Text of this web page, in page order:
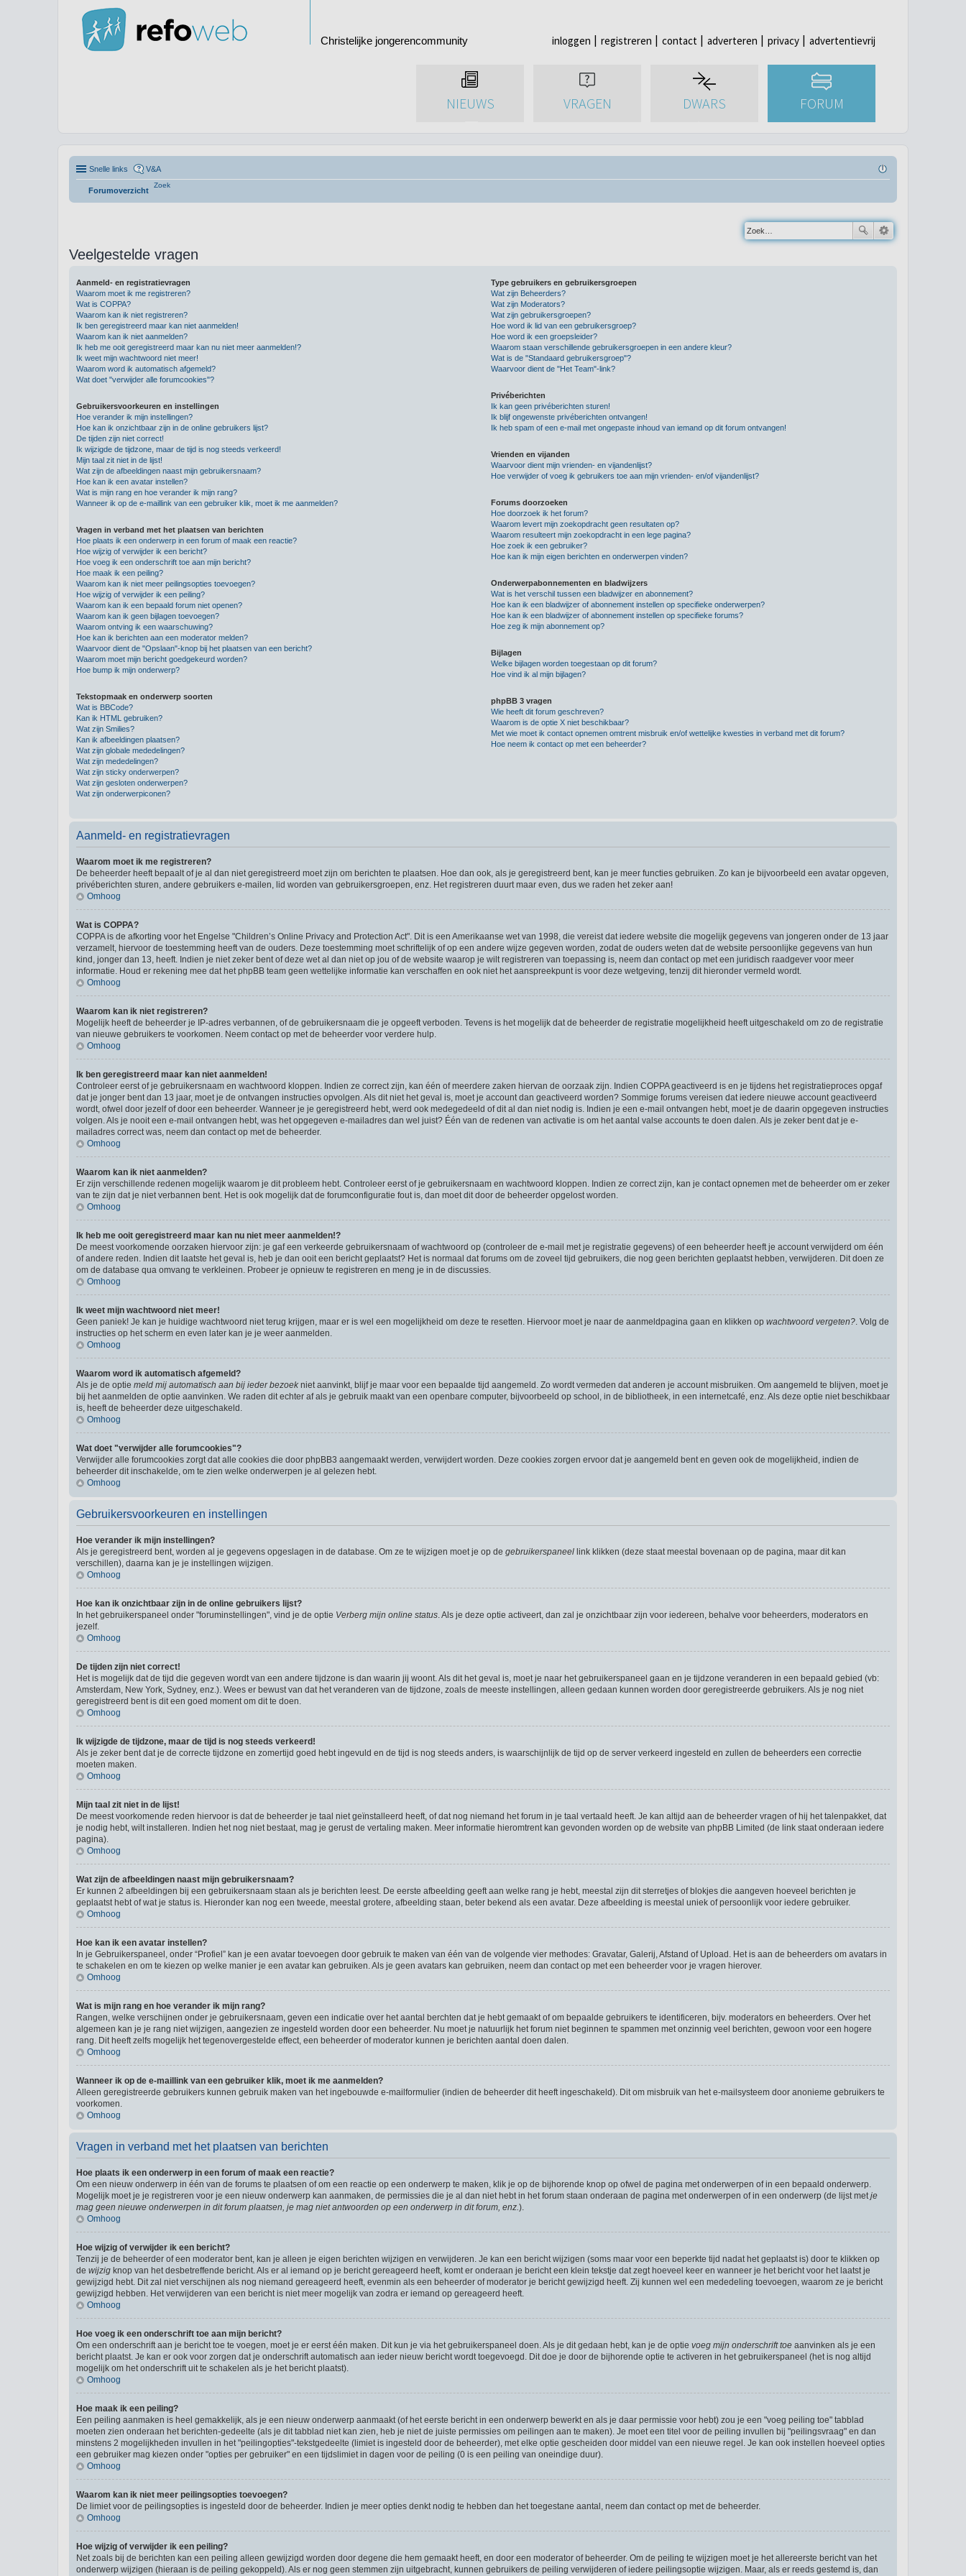
Christelijke jongerencommunity inloggen registreren contact adverteren privacy advertentievrij
NIEUWS VRAGEN DWARS FORUM
Snelle links V&A
Forumoverzicht
Zoek
Veelgestelde vragen
Aanmeld- en registratievragen
Waarom moet ik me registreren?
Wat is COPPA?
Waarom kan ik niet registreren?
Ik ben geregistreerd maar kan niet aanmelden!
Waarom kan ik niet aanmelden?
Ik heb me ooit geregistreerd maar kan nu niet meer aanmelden!?
Ik weet mijn wachtwoord niet meer!
Waarom word ik automatisch afgemeld?
Wat doet "verwijder alle forumcookies"?
Gebruikersvoorkeuren en instellingen
Hoe verander ik mijn instellingen?
Hoe kan ik onzichtbaar zijn in de online gebruikers lijst?
De tijden zijn niet correct!
Ik wijzigde de tijdzone, maar de tijd is nog steeds verkeerd!
Mijn taal zit niet in de lijst!
Wat zijn de afbeeldingen naast mijn gebruikersnaam?
Hoe kan ik een avatar instellen?
Wat is mijn rang en hoe verander ik mijn rang?
Wanneer ik op de e-maillink van een gebruiker klik, moet ik me aanmelden?
Vragen in verband met het plaatsen van berichten
Hoe plaats ik een onderwerp in een forum of maak een reactie?
Hoe wijzig of verwijder ik een bericht?
Hoe voeg ik een onderschrift toe aan mijn bericht?
Hoe maak ik een peiling?
Waarom kan ik niet meer peilingsopties toevoegen?
Hoe wijzig of verwijder ik een peiling?
Waarom kan ik een bepaald forum niet openen?
Waarom kan ik geen bijlagen toevoegen?
Waarom ontving ik een waarschuwing?
Hoe kan ik berichten aan een moderator melden?
Waarvoor dient de "Opslaan"-knop bij het plaatsen van een bericht?
Waarom moet mijn bericht goedgekeurd worden?
Hoe bump ik mijn onderwerp?
Tekstopmaak en onderwerp soorten
Wat is BBCode?
Kan ik HTML gebruiken?
Wat zijn Smilies?
Kan ik afbeeldingen plaatsen?
Wat zijn globale mededelingen?
Wat zijn mededelingen?
Wat zijn sticky onderwerpen?
Wat zijn gesloten onderwerpen?
Wat zijn onderwerpiconen?
Type gebruikers en gebruikersgroepen
Wat zijn Beheerders?
Wat zijn Moderators?
Wat zijn gebruikersgroepen?
Hoe word ik lid van een gebruikersgroep?
Hoe word ik een groepsleider?
Waarom staan verschillende gebruikersgroepen in een andere kleur?
Wat is de "Standaard gebruikersgroep"?
Waarvoor dient de "Het Team"-link?
Privéberichten
Ik kan geen privéberichten sturen!
Ik blijf ongewenste privéberichten ontvangen!
Ik heb spam of een e-mail met ongepaste inhoud van iemand op dit forum ontvangen!
Vrienden en vijanden
Waarvoor dient mijn vrienden- en vijandenlijst?
Hoe verwijder of voeg ik gebruikers toe aan mijn vrienden- en/of vijandenlijst?
Forums doorzoeken
Hoe doorzoek ik het forum?
Waarom levert mijn zoekopdracht geen resultaten op?
Waarom resulteert mijn zoekopdracht in een lege pagina?
Hoe zoek ik een gebruiker?
Hoe kan ik mijn eigen berichten en onderwerpen vinden?
Onderwerpabonnementen en bladwijzers
Wat is het verschil tussen een bladwijzer en abonnement?
Hoe kan ik een bladwijzer of abonnement instellen op specifieke onderwerpen?
Hoe kan ik een bladwijzer of abonnement instellen op specifieke forums?
Hoe zeg ik mijn abonnement op?
Bijlagen
Welke bijlagen worden toegestaan op dit forum?
Hoe vind ik al mijn bijlagen?
phpBB 3 vragen
Wie heeft dit forum geschreven?
Waarom is de optie X niet beschikbaar?
Met wie moet ik contact opnemen omtrent misbruik en/of wettelijke kwesties in verband met dit forum?
Hoe neem ik contact op met een beheerder?
Aanmeld- en registratievragen
Waarom moet ik me registreren?
De beheerder heeft bepaalt of je al dan niet geregistreerd moet zijn om berichten te plaatsen. Hoe dan ook, als je geregistreerd bent, kan je meer functies gebruiken. Zo kan je bijvoorbeeld een avatar opgeven,
privéberichten sturen, andere gebruikers e-mailen, lid worden van gebruikersgroepen, enz. Het registreren duurt maar even, dus we raden het zeker aan!
Omhoog
Wat is COPPA?
COPPA is de afkorting voor het Engelse "Children’s Online Privacy and Protection Act". Dit is een Amerikaanse wet van 1998, die vereist dat iedere website die mogelijk gegevens van jongeren onder de 13 jaar
verzamelt, hiervoor de toestemming heeft van de ouders. Deze toestemming moet schriftelijk of op een andere wijze gegeven worden, zodat de ouders weten dat de website persoonlijke gegevens van hun
kind, jonger dan 13, heeft. Indien je niet zeker bent of deze wet al dan niet op jou of de website waarop je wilt registreren van toepassing is, neem dan contact op met een juridisch raadgever voor meer
informatie. Houd er rekening mee dat het phpBB team geen wettelijke informatie kan verschaffen en ook niet het aanspreekpunt is voor deze wetgeving, tenzij dit hieronder vermeld wordt.
Omhoog
Waarom kan ik niet registreren?
Mogelijk heeft de beheerder je IP-adres verbannen, of de gebruikersnaam die je opgeeft verboden. Tevens is het mogelijk dat de beheerder de registratie mogelijkheid heeft uitgeschakeld om zo de registratie
van nieuwe gebruikers te voorkomen. Neem contact op met de beheerder voor verdere hulp.
Omhoog
Ik ben geregistreerd maar kan niet aanmelden!
Controleer eerst of je gebruikersnaam en wachtwoord kloppen. Indien ze correct zijn, kan één of meerdere zaken hiervan de oorzaak zijn. Indien COPPA geactiveerd is en je tijdens het registratieproces opgaf
dat je jonger bent dan 13 jaar, moet je de ontvangen instructies opvolgen. Als dit niet het geval is, moet je account dan geactiveerd worden? Sommige forums vereisen dat iedere nieuwe account geactiveerd
wordt, ofwel door jezelf of door een beheerder. Wanneer je je geregistreerd hebt, werd ook medegedeeld of dit al dan niet nodig is. Indien je een e-mail ontvangen hebt, moet je de daarin opgegeven instructies
volgen. Als je nooit een e-mail ontvangen hebt, was het opgegeven e-mailadres dan wel juist? Één van de redenen van activatie is om het aantal valse accounts te doen dalen. Als je zeker bent dat je e-
mailadres correct was, neem dan contact op met de beheerder.
Omhoog
Waarom kan ik niet aanmelden?
Er zijn verschillende redenen mogelijk waarom je dit probleem hebt. Controleer eerst of je gebruikersnaam en wachtwoord kloppen. Indien ze correct zijn, kan je contact opnemen met de beheerder om er zeker
van te zijn dat je niet verbannen bent. Het is ook mogelijk dat de forumconfiguratie fout is, dan moet dit door de beheerder opgelost worden.
Omhoog
Ik heb me ooit geregistreerd maar kan nu niet meer aanmelden!?
De meest voorkomende oorzaken hiervoor zijn: je gaf een verkeerde gebruikersnaam of wachtwoord op (controleer de e-mail met je registratie gegevens) of een beheerder heeft je account verwijderd om één
of andere reden. Indien dit laatste het geval is, heb je dan ooit een bericht geplaatst? Het is normaal dat forums om de zoveel tijd gebruikers, die nog geen berichten geplaatst hebben, verwijderen. Dit doen ze
om de database qua omvang te verkleinen. Probeer je opnieuw te registreren en meng je in de discussies.
Omhoog
Ik weet mijn wachtwoord niet meer!
Geen paniek! Je kan je huidige wachtwoord niet terug krijgen, maar er is wel een mogelijkheid om deze te resetten. Hiervoor moet je naar de aanmeldpagina gaan en klikken op wachtwoord vergeten? . Volg de
instructies op het scherm en even later kan je je weer aanmelden.
Omhoog
Waarom word ik automatisch afgemeld?
Als je de optie meld mij automatisch aan bij ieder bezoek niet aanvinkt, blijf je maar voor een bepaalde tijd aangemeld. Zo wordt vermeden dat anderen je account misbruiken. Om aangemeld te blijven, moet je
bij het aanmelden de optie aanvinken. We raden dit echter af als je gebruik maakt van een openbare computer, bijvoorbeeld op school, in de bibliotheek, in een internetcafé, enz. Als deze optie niet beschikbaar
is, heeft de beheerder deze uitgeschakeld.
Omhoog
Wat doet "verwijder alle forumcookies"?
Verwijder alle forumcookies zorgt dat alle cookies die door phpBB3 aangemaakt werden, verwijdert worden. Deze cookies zorgen ervoor dat je aangemeld bent en geven ook de mogelijkheid, indien de
beheerder dit inschakelde, om te zien welke onderwerpen je al gelezen hebt.
Omhoog
Gebruikersvoorkeuren en instellingen
Hoe verander ik mijn instellingen?
Als je geregistreerd bent, worden al je gegevens opgeslagen in de database. Om ze te wijzigen moet je op de gebruikerspaneel link klikken (deze staat meestal bovenaan op de pagina, maar dit kan
verschillen), daarna kan je je instellingen wijzigen.
Omhoog
Hoe kan ik onzichtbaar zijn in de online gebruikers lijst?
In het gebruikerspaneel onder "foruminstellingen", vind je de optie Verberg mijn online status . Als je deze optie activeert, dan zal je onzichtbaar zijn voor iedereen, behalve voor beheerders, moderators en
jezelf.
Omhoog
De tijden zijn niet correct!
Het is mogelijk dat de tijd die gegeven wordt van een andere tijdzone is dan waarin jij woont. Als dit het geval is, moet je naar het gebruikerspaneel gaan en je tijdzone veranderen in een bepaald gebied (vb:
Amsterdam, New York, Sydney, enz.). Wees er bewust van dat het veranderen van de tijdzone, zoals de meeste instellingen, alleen gedaan kunnen worden door geregistreerde gebruikers. Als je nog niet
geregistreerd bent is dit een goed moment om dit te doen.
Omhoog
Ik wijzigde de tijdzone, maar de tijd is nog steeds verkeerd!
Als je zeker bent dat je de correcte tijdzone en zomertijd goed hebt ingevuld en de tijd is nog steeds anders, is waarschijnlijk de tijd op de server verkeerd ingesteld en zullen de beheerders een correctie
moeten maken.
Omhoog
Mijn taal zit niet in de lijst!
De meest voorkomende reden hiervoor is dat de beheerder je taal niet geïnstalleerd heeft, of dat nog niemand het forum in je taal vertaald heeft. Je kan altijd aan de beheerder vragen of hij het talenpakket, dat
je nodig hebt, wilt installeren. Indien het nog niet bestaat, mag je gerust de vertaling maken. Meer informatie hieromtrent kan gevonden worden op de website van phpBB Limited (de link staat onderaan iedere
pagina).
Omhoog
Wat zijn de afbeeldingen naast mijn gebruikersnaam?
Er kunnen 2 afbeeldingen bij een gebruikersnaam staan als je berichten leest. De eerste afbeelding geeft aan welke rang je hebt, meestal zijn dit sterretjes of blokjes die aangeven hoeveel berichten je
geplaatst hebt of wat je status is. Hieronder kan nog een tweede, meestal grotere, afbeelding staan, beter bekend als een avatar. Deze afbeelding is meestal uniek of persoonlijk voor iedere gebruiker.
Omhoog
Hoe kan ik een avatar instellen?
In je Gebruikerspaneel, onder “Profiel” kan je een avatar toevoegen door gebruik te maken van één van de volgende vier methodes: Gravatar, Galerij, Afstand of Upload. Het is aan de beheerders om avatars in
te schakelen en om te kiezen op welke manier je een avatar kan gebruiken. Als je geen avatars kan gebruiken, neem dan contact op met een beheerder voor je vragen hierover.
Omhoog
Wat is mijn rang en hoe verander ik mijn rang?
Rangen, welke verschijnen onder je gebruikersnaam, geven een indicatie over het aantal berchten dat je hebt gemaakt of om bepaalde gebruikers te identificeren, bijv. moderators en beheerders. Over het
algemeen kan je je rang niet wijzigen, aangezien ze ingesteld worden door een beheerder. Nu moet je natuurlijk het forum niet beginnen te spammen met onzinnig veel berichten, gewoon voor een hogere
rang. Dit heeft zelfs mogelijk het tegenovergestelde effect, een beheerder of moderator kunnen je berichten aantal doen dalen.
Omhoog
Wanneer ik op de e-maillink van een gebruiker klik, moet ik me aanmelden?
Alleen geregistreerde gebruikers kunnen gebruik maken van het ingebouwde e-mailformulier (indien de beheerder dit heeft ingeschakeld). Dit om misbruik van het e-mailsysteem door anonieme gebruikers te
voorkomen.
Omhoog
Vragen in verband met het plaatsen van berichten
Hoe plaats ik een onderwerp in een forum of maak een reactie?
Om een nieuw onderwerp in één van de forums te plaatsen of om een reactie op een onderwerp te maken, klik je op de bijhorende knop op ofwel de pagina met onderwerpen of in een bepaald onderwerp.
Mogelijk moet je je registreren voor je een nieuw onderwerp kan aanmaken, de permissies die je al dan niet hebt in het forum staan onderaan de pagina met onderwerpen of in een onderwerp (de lijst met je
mag geen nieuwe onderwerpen in dit forum plaatsen, je mag niet antwoorden op een onderwerp in dit forum, enz. ).
Omhoog
Hoe wijzig of verwijder ik een bericht?
Tenzij je de beheerder of een moderator bent, kan je alleen je eigen berichten wijzigen en verwijderen. Je kan een bericht wijzigen (soms maar voor een beperkte tijd nadat het geplaatst is) door te klikken op
de wijzig knop van het desbetreffende bericht. Als er al iemand op je bericht gereageerd heeft, komt er onderaan je bericht een klein tekstje dat zegt hoeveel keer en wanneer je het bericht voor het laatst je
gewijzigd hebt. Dit zal niet verschijnen als nog niemand gereageerd heeft, evenmin als een beheerder of moderator je bericht gewijzigd heeft. Zij kunnen wel een mededeling toevoegen, waarom ze je bericht
gewijzigd hebben. Het verwijderen van een bericht is niet meer mogelijk van zodra er iemand op gereageerd heeft.
Omhoog
Hoe voeg ik een onderschrift toe aan mijn bericht?
Om een onderschrift aan je bericht toe te voegen, moet je er eerst één maken. Dit kun je via het gebruikerspaneel doen. Als je dit gedaan hebt, kan je de optie voeg mijn onderschrift toe aanvinken als je een
bericht plaatst. Je kan er ook voor zorgen dat je onderschrift automatisch aan ieder nieuw bericht wordt toegevoegd. Dit doe je door de bijhorende optie te activeren in het gebruikerspaneel (het is nog altijd
mogelijk om het onderschrift uit te schakelen als je het bericht plaatst).
Omhoog
Hoe maak ik een peiling?
Een peiling aanmaken is heel gemakkelijk, als je een nieuw onderwerp aanmaakt (of het eerste bericht in een onderwerp bewerkt en als je daar permissie voor hebt) zou je een "voeg peiling toe" tabblad
moeten zien onderaan het berichten-gedeelte (als je dit tabblad niet kan zien, heb je niet de juiste permissies om peilingen aan te maken). Je moet een titel voor de peiling invullen bij "peilingsvraag" en dan
minstens 2 mogelijkheden invullen in het "peilingopties"-tekstgedeelte (limiet is ingesteld door de beheerder), met elke optie gescheiden door middel van een nieuwe regel. Je kan ook instellen hoeveel opties
een gebruiker mag kiezen onder "opties per gebruiker" en een tijdslimiet in dagen voor de peiling (0 is een peiling van oneindige duur).
Omhoog
Waarom kan ik niet meer peilingsopties toevoegen?
De limiet voor de peilingsopties is ingesteld door de beheerder. Indien je meer opties denkt nodig te hebben dan het toegestane aantal, neem dan contact op met de beheerder.
Omhoog
Hoe wijzig of verwijder ik een peiling?
Net zoals bij de berichten kan een peiling alleen gewijzigd worden door degene die hem gemaakt heeft, en door een moderator of beheerder. Om de peiling te wijzigen moet je het allereerste bericht van het
onderwerp wijzigen (hieraan is de peiling gekoppeld). Als er nog geen stemmen zijn uitgebracht, kunnen gebruikers de peiling verwijderen of iedere peilingsoptie wijzigen. Maar, als er reeds gestemd is, dan